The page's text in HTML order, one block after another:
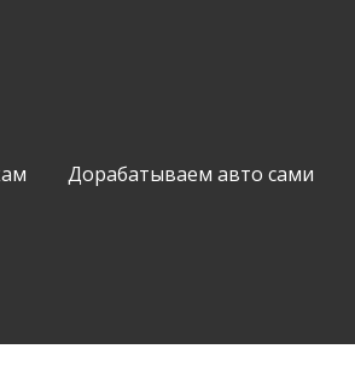
Дорабатываем авто сами